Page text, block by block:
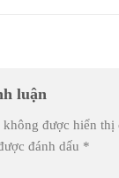
luận
không được hiển thị
đánh dấu *